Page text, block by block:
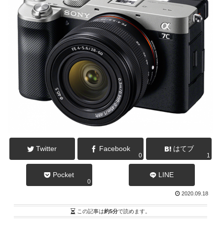
Twitter Facebook
0
はてブ
1
Pocket
0
LINE
2020.09.18
この記事は約5分で読めます。